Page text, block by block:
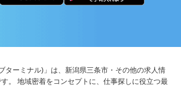
ターミナル)」は、新潟県三条市・その他の求人情
。 地域密着をコンセプトに、仕事探しに役立つ最